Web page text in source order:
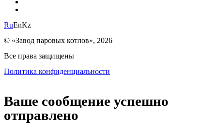
RuEnKz
© «Завод паровых котлов», 2026
Все права защищены
Политика конфиденциальности
Ваше сообщение успешно
отправлено